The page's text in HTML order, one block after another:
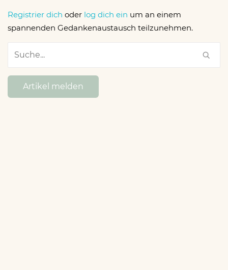
Registrier dich oder log dich ein um an einem
spannenden Gedankenaustausch teilzunehmen.
Artikel melden